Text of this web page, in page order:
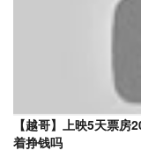
【越哥】上映5天票
着挣钱吗